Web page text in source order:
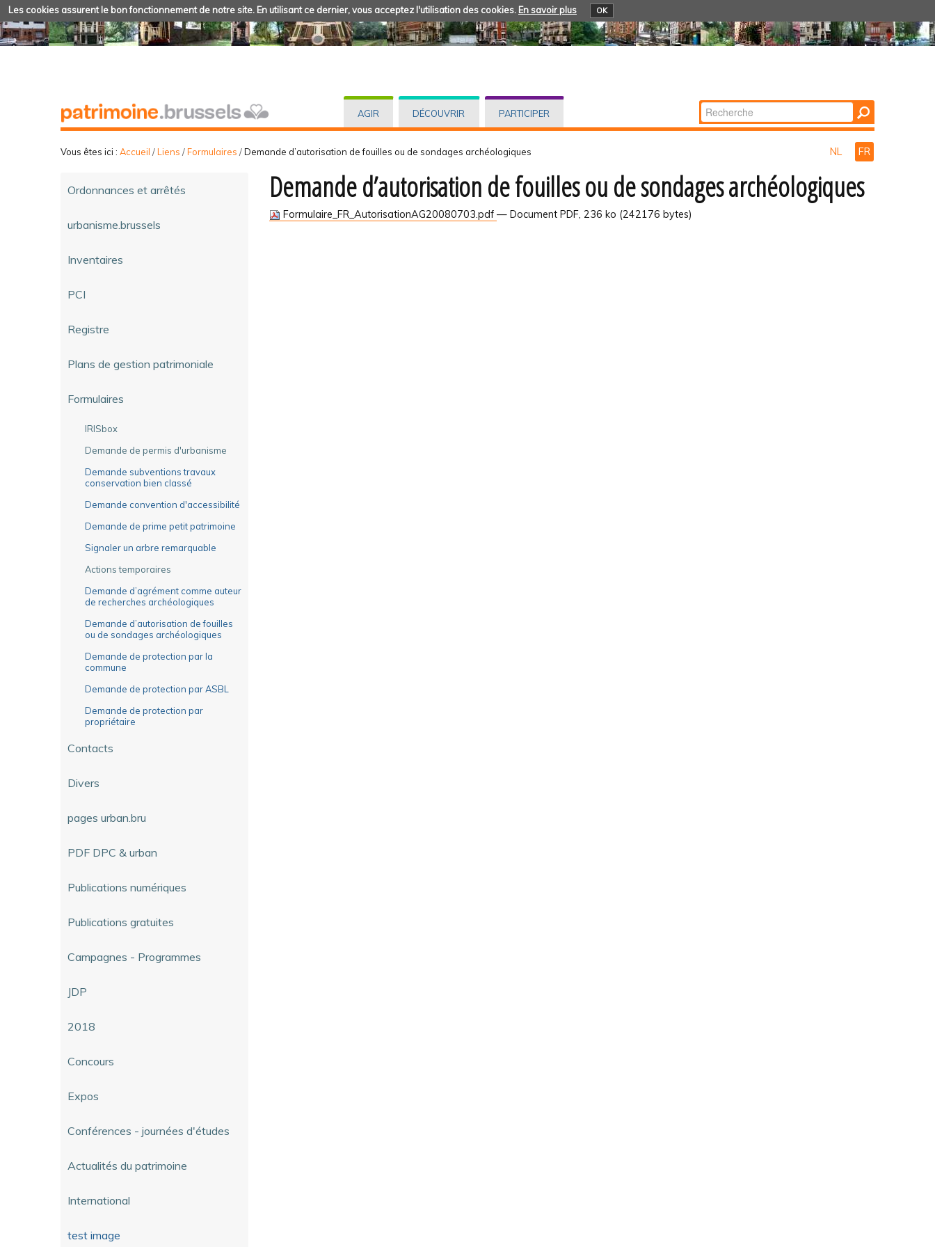
Les cookies assurent le bon fonctionnement de notre site. En utilisant ce dernier, vous acceptez l'utilisation des cookies. En savoir plus OK
AGIR DÉCOUVRIR PARTICIPER Chercher par
Recherche
Vous êtes ici : Accueil /Liens /Formulaires /Demande d’autorisation de fouilles ou de sondages archéologiques NL FR
Ordonnances et arrêtés
urbanisme.brussels
Inventaires
PCI
Registre
Plans de gestion patrimoniale
Formulaires
IRISbox
Demande de permis d'urbanisme
Demande subventions travaux
conservation bien classé
Demande convention d'accessibilité
Demande de prime petit patrimoine
Signaler un arbre remarquable
Actions temporaires
Demande d’agrément comme auteur
de recherches archéologiques
Demande d’autorisation de fouilles
ou de sondages archéologiques
Demande de protection par la
commune
Demande de protection par ASBL
Demande de protection par
propriétaire
Contacts
Divers
pages urban.bru
PDF DPC & urban
Publications numériques
Publications gratuites
Campagnes - Programmes
JDP
2018
Concours
Expos
Conférences - journées d'études
Actualités du patrimoine
International
test image
Demande d’autorisation de fouilles ou de sondages archéologiques
Formulaire_FR_AutorisationAG20080703.pdf — Document PDF, 236 ko (242176 bytes)